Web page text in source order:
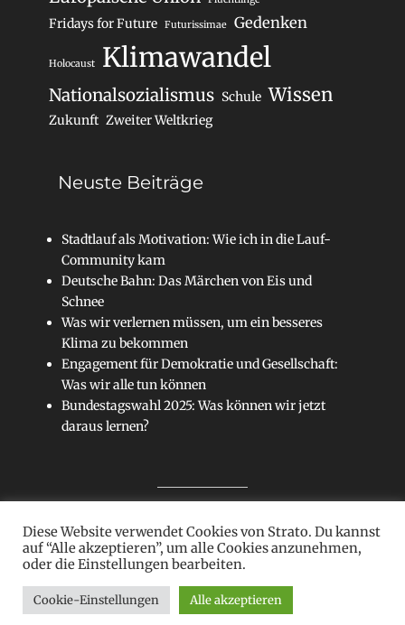
Fridays for Future Futurissimae Gedenken
Holocaust Klimawandel
Nationalsozialismus Schule Wissen
Zukunft Zweiter Weltkrieg
Neuste Beiträge
Stadtlauf als Motivation: Wie ich in die Lauf-
Community kam
Deutsche Bahn: Das Märchen von Eis und
Schnee
Was wir verlernen müssen, um ein besseres
Klima zu bekommen
Engagement für Demokratie und Gesellschaft:
Was wir alle tun können
Bundestagswahl 2025: Was können wir jetzt
daraus lernen?
Sitemap
Copyright © 2026Kein Blatt . Alle Rechte vorbehalten.
Diese Website verwendet Cookies von Strato. Du kannst
auf “Alle akzeptieren”, um alle Cookies anzunehmen,
oder die Einstellungen bearbeiten.
Cookie-Einstellungen Alle akzeptieren